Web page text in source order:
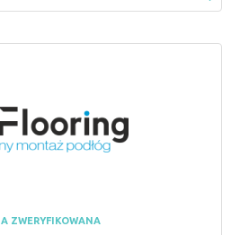
ZWERYFIKOWANA